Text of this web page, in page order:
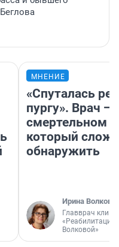
МНЕНИЕ
«Спуталась
пургу». Врач —
смертельном
который
обнаружить
Ирина Волкова
Главврач
«Реабилитация
Волковой»